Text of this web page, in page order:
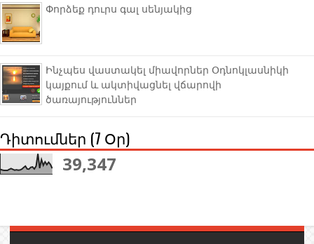
Փորձեք դուրս գալ սենյակից
Ինչպես վաստակել միավորներ Օդնոկլասնիկի
կայքում և ակտիվացնել վճարովի
ծառայություններ
Դիտումներ (7 Օր)
39,347